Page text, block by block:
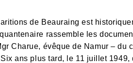
de Beauraing est
rassemble les
Charue, évêque de Namur –
ans plus tard, le 11 juillet